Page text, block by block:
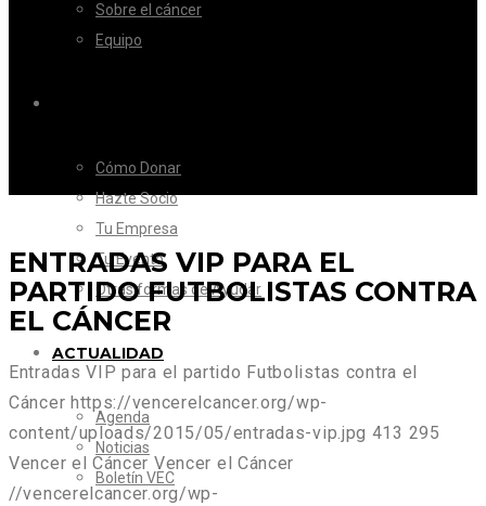
Sobre el cáncer
Equipo
Cómo Donar
Hazte Socio
Tu Empresa
Tu Evento
Otras formas de Ayudar
ACTUALIDAD
Agenda
Noticias
Boletín VEC
ENTRADAS VIP PARA EL
PARTIDO FUTBOLISTAS CONTRA
EL CÁNCER
Entradas VIP para el partido Futbolistas contra el
Cáncer https://vencerelcancer.org/wp-
content/uploads/2015/05/entradas-vip.jpg 413 295
Vencer el Cáncer Vencer el Cáncer
//vencerelcancer.org/wp-